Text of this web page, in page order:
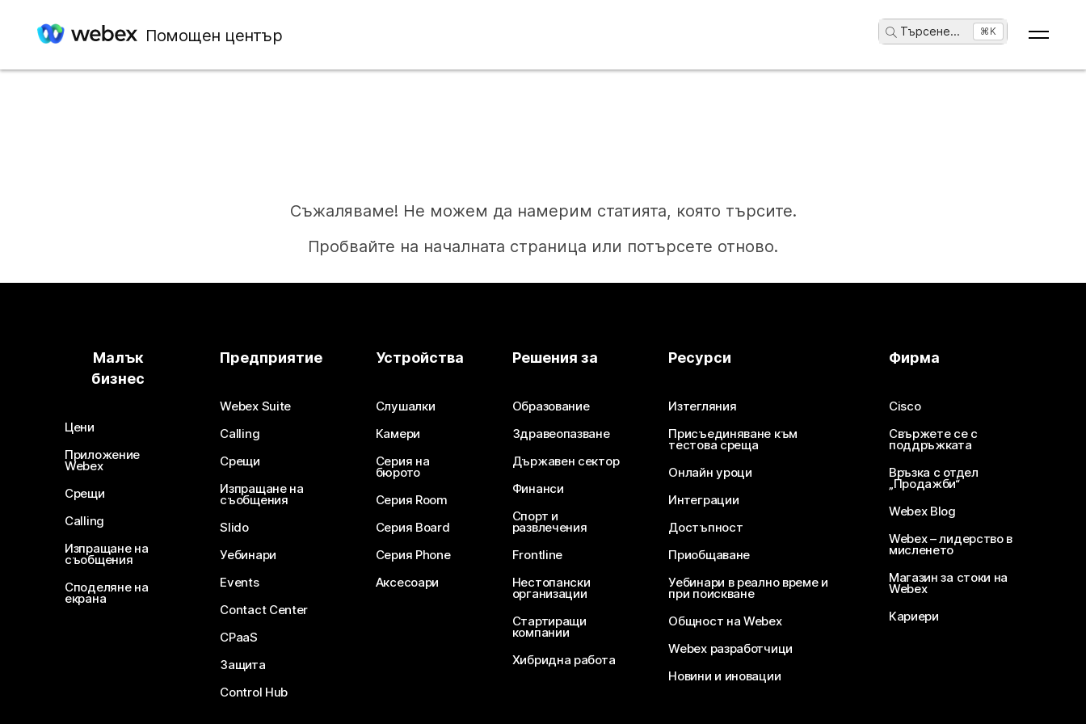
Помощен център Търсене... ⌘K
Съжаляваме! Не можем да намерим статията, която търсите.
Пробвайте на началната страница или потърсете отново.
Нуждаете се от отговор?
Изпратете въпрос
Малък
бизнес
Цени
Приложение
Webex
Срещи
Calling
Изпращане на
съобщения
Споделяне на
екрана
Предприятие
Webex Suite
Calling
Срещи
Изпращане на
съобщения
Slido
Уебинари
Events
Contact Center
CPaaS
Защита
Control Hub
Устройства
Слушалки
Камери
Серия на
бюрото
Серия Room
Серия Board
Серия Phone
Аксесоари
Решения за
Образование
Здравеопазване
Държавен сектор
Финанси
Спорт и
развлечения
Frontline
Нестопански
организации
Стартиращи
компании
Хибридна работа
Ресурси
Изтегляния
Присъединяване към
тестова среща
Онлайн уроци
Интеграции
Достъпност
Приобщаване
Уебинари в реално време и
при поискване
Общност на Webex
Webex разработчици
Новини и иновации
Фирма
Cisco
Свържете се с
поддръжката
Връзка с отдел
„Продажби“
Webex Blog
Webex – лидерство в
мисленето
Магазин за стоки на
Webex
Кариери